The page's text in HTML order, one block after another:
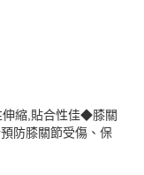
縮,貼合性佳◆膝關
防膝關節受傷、保